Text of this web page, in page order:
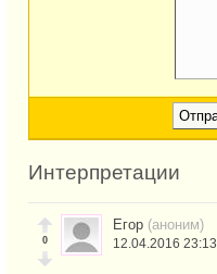
Интерпретации
0
Егор (аноним)
12.04.2016 23:13